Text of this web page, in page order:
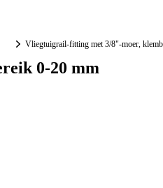
Vliegtuigrail-fitting met 3/8"-moer,
0-20 mm